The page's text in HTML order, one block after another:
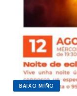
BAIXO MIÑO